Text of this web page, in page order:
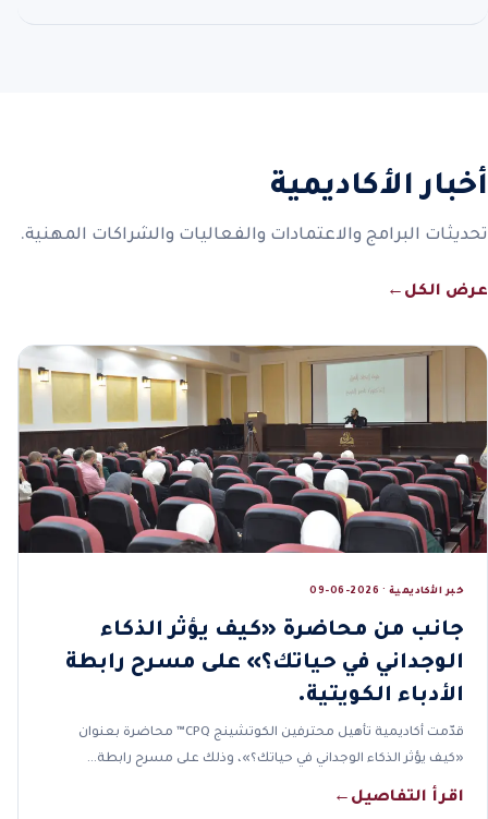
أخبار الأكاديمية
تحديثات البرامج والاعتمادات والفعاليات والشراكات المهنية.
عرض الكل ←
خبر الأكاديمية · 2026-06-09
جانب من محاضرة «كيف يؤثر الذكاء
الوجداني في حياتك؟» على مسرح رابطة
الأدباء الكويتية.
قدّمت أكاديمية تأهيل محترفين الكوتشينج CPQ™ محاضرة بعنوان
«كيف يؤثر الذكاء الوجداني في حياتك؟»، وذلك على مسرح رابطة…
اقرأ التفاصيل ←